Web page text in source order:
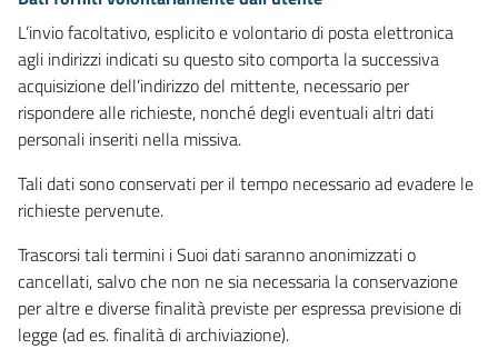
L’invio facoltativo, esplicito e volontario di posta elettronica
agli indirizzi indicati su questo sito comporta la successiva
acquisizione dell’indirizzo del mittente, necessario per
rispondere alle richieste, nonché degli eventuali altri dati
personali inseriti nella missiva.
Tali dati sono conservati per il tempo necessario ad evadere le
richieste pervenute.
Trascorsi tali termini i Suoi dati saranno anonimizzati o
cancellati, salvo che non ne sia necessaria la conservazione
per altre e diverse finalità previste per espressa previsione di
legge (ad es. finalità di archiviazione).